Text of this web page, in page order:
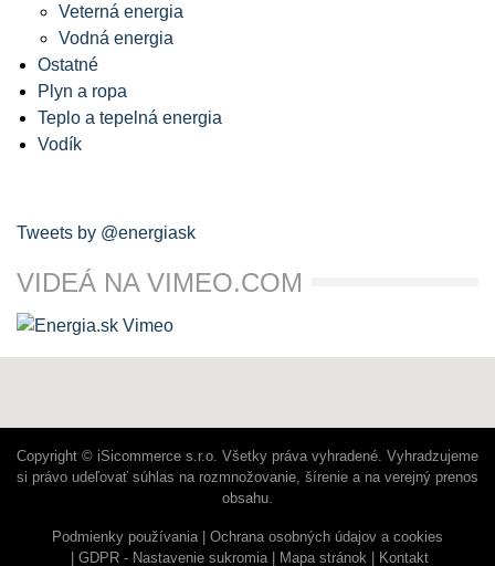
Veterná energia
Vodná energia
Ostatné
Plyn a ropa
Teplo a tepelná energia
Vodík
Tweets by @energiask
VIDEÁ NA VIMEO.COM
Copyright © iSicommerce s.r.o. Všetky práva vyhradené. Vyhradzujeme
si právo udeľovať súhlas na rozmnožovanie, šírenie a na verejný prenos
obsahu.
Podmienky používania
Ochrana osobných údajov a cookies
GDPR - Nastavenie sukromia
Mapa stránok Kontakt